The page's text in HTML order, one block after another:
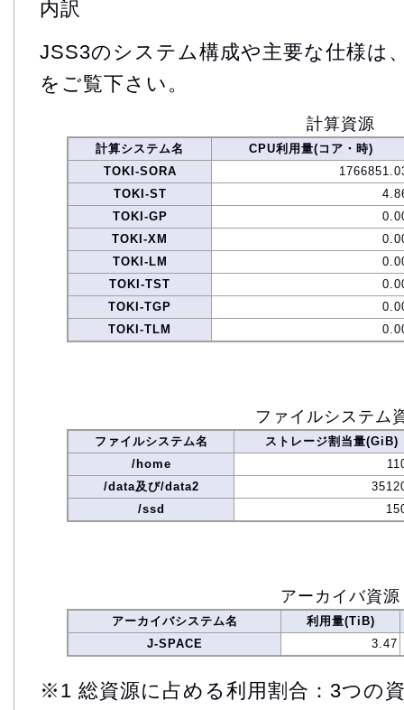
内訳
JSS3のシステム構成や主要な仕様は
をご覧下さい。
計算資源
計算システム名
CPU利用量(コア・時)
TOKI-SORA
TOKI-ST
TOKI-GP
TOKI-XM
TOKI-LM
TOKI-TST
TOKI-TGP
TOKI-TLM
ファイルシステム
ファイルシステム名
ストレージ割当量(GiB)
/home
/data及び/data2
/ssd
アーカイバ資源
アーカイバシステム名
利用量(TiB)
J-SPACE
3.47
※1 総資源に占める利用割合：3つの